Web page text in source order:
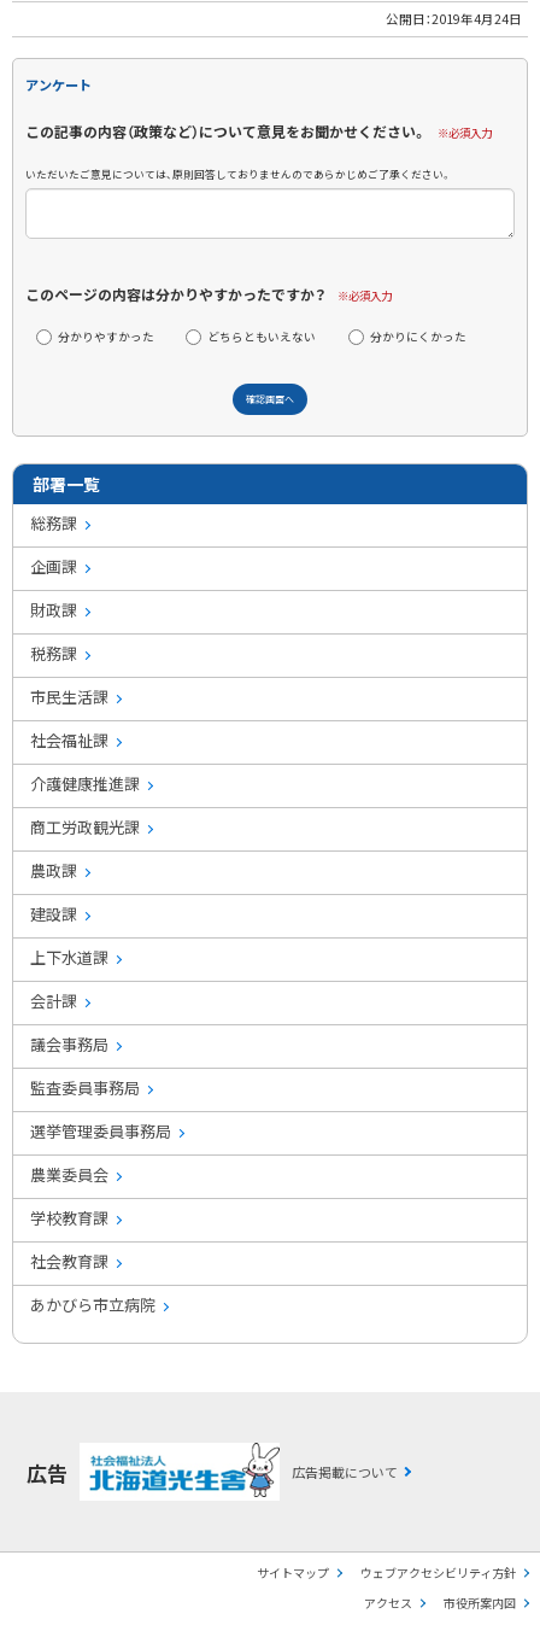
公開日：2019年4月24日
アンケート
この記事の内容（政策など）について意見をお聞かせください。 ※必須入力
いただいたご意見については、原則回答しておりませんのであらかじめご了承ください。
このページの内容は分かりやすかったですか？ ※必須入力
分かりやすかった どちらともいえない 分かりにくかった
部署一覧
総務課
企画課
財政課
税務課
市民生活課
社会福祉課
介護健康推進課
商工労政観光課
農政課
建設課
上下水道課
会計課
議会事務局
監査委員事務局
選挙管理委員事務局
農業委員会
学校教育課
社会教育課
あかびら市立病院
広告 広告掲載について
サイトマップ
ウェブアクセシビリティ方針
アクセス
市役所案内図